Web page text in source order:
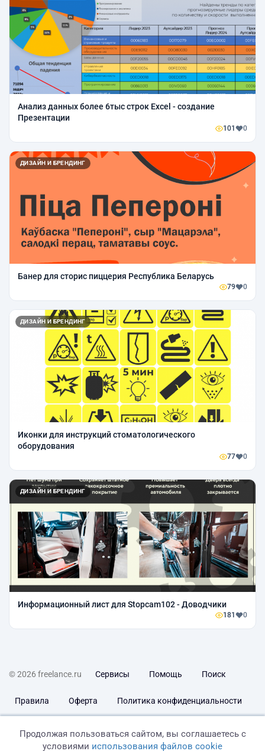
Анализ данных более 6тыс строк Excel - создание
Презентации
101 0
ДИЗАЙН И БРЕНДИНГ
Банер для сторис пиццерия Республика Беларусь
79 0
ДИЗАЙН И БРЕНДИНГ
Иконки для инструкций стоматологического
оборудования
77 0
ДИЗАЙН И БРЕНДИНГ
Информационный лист для Stopcam102 - Доводчики
181 0
© 2026 freelance.ru Сервисы Помощь Поиск
Правила Оферта Политика конфиденциальности
Продолжая пользоваться сайтом, вы соглашаетесь с
условиями использования файлов cookie